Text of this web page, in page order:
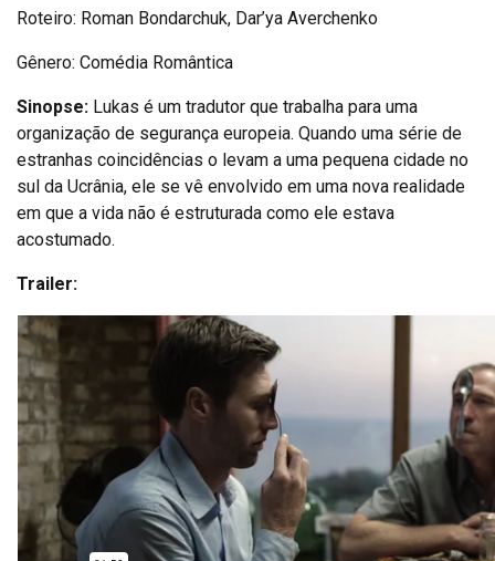
Roteiro: Roman Bondarchuk, Dar’ya Averchenko
Gênero: Comédia Romântica
Sinopse: Lukas é um tradutor que trabalha para uma
organização de segurança europeia. Quando uma série de
estranhas coincidências o levam a uma pequena cidade no
sul da Ucrânia, ele se vê envolvido em uma nova realidade
em que a vida não é estruturada como ele estava
acostumado.
Trailer: